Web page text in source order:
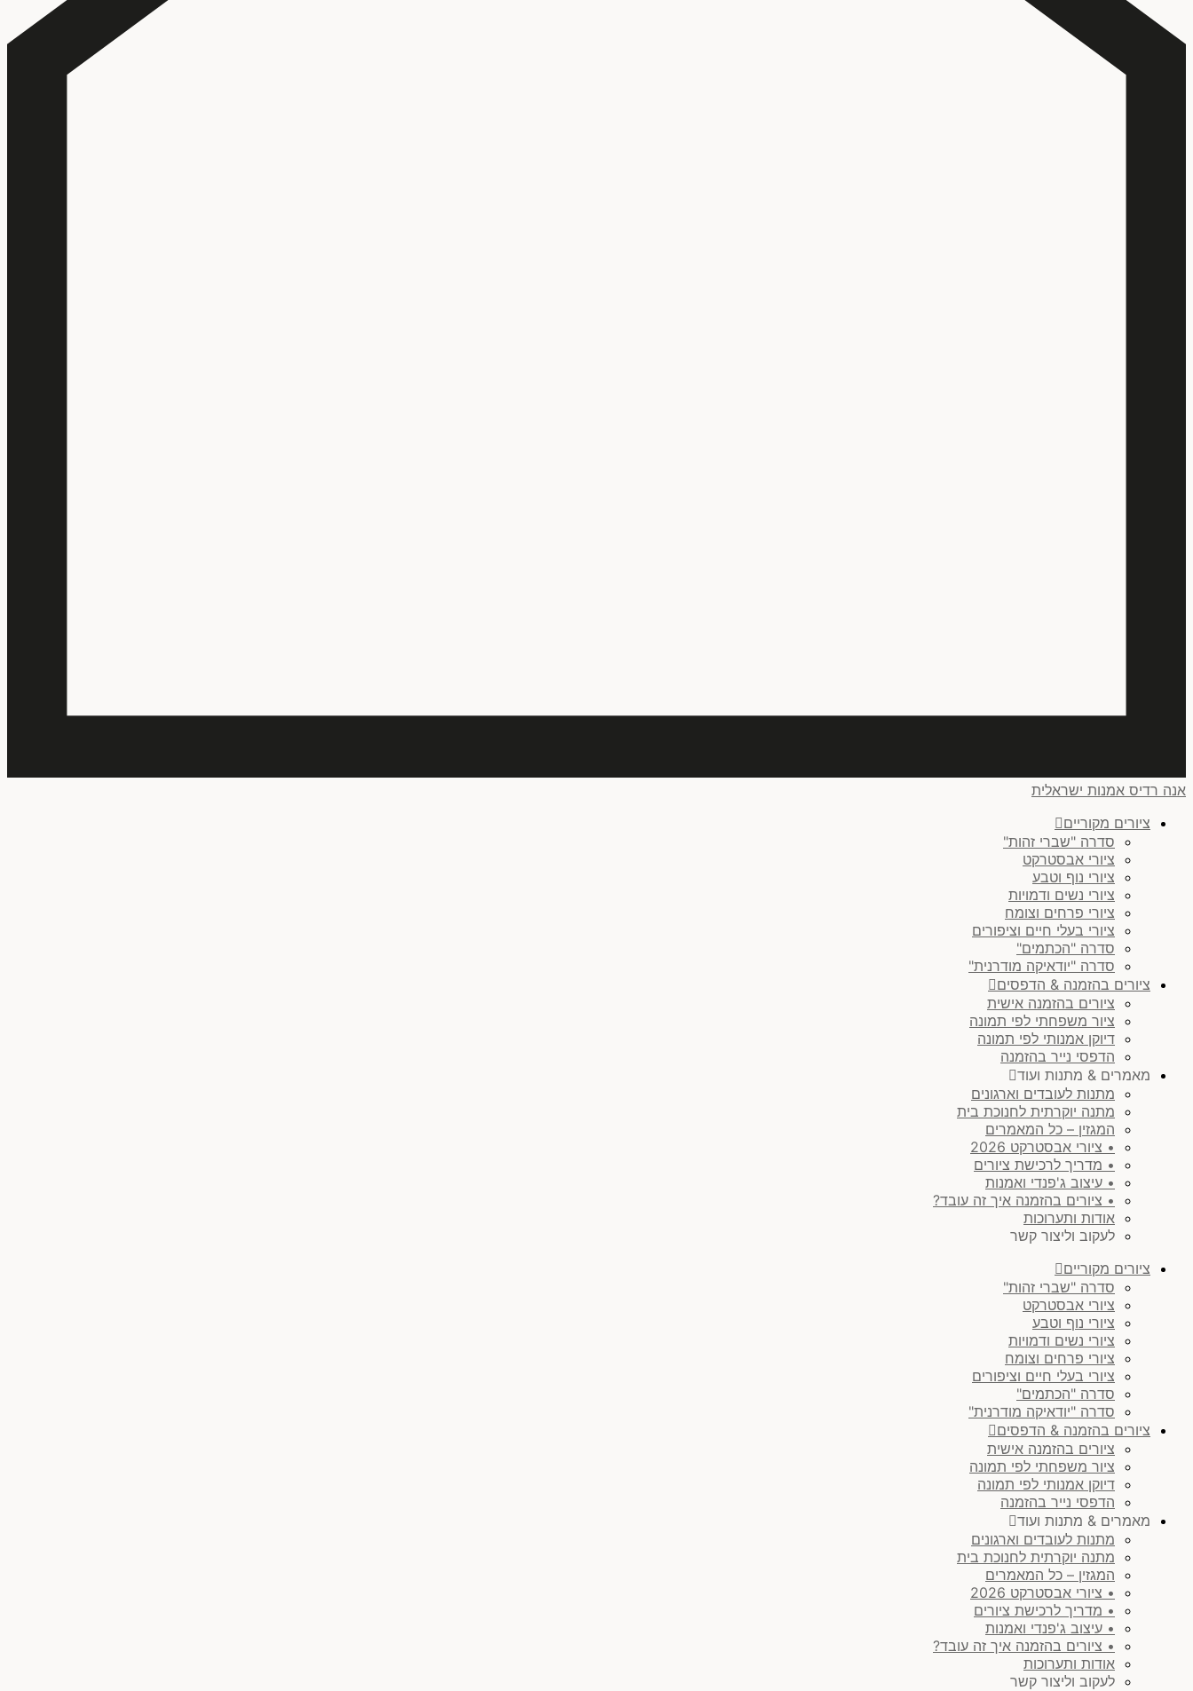
אנה רדיס אמנות ישראלית
ציורים מקוריים
סדרה "שברי זהות"
ציורי אבסטרקט
ציורי נוף וטבע
ציורי נשים ודמויות
ציורי פרחים וצומח
ציורי בעלי חיים וציפורים
סדרה "הכתמים"
סדרה "יודאיקה מודרנית"
ציורים בהזמנה & הדפסים
ציורים בהזמנה אישית
ציור משפחתי לפי תמונה
דיוקן אמנותי לפי תמונה
הדפסי נייר בהזמנה
מאמרים & מתנות ועוד
מתנות לעובדים וארגונים
מתנה יוקרתית לחנוכת בית
המגזין – כל המאמרים
• ציורי אבסטרקט 2026
• מדריך לרכישת ציורים
• עיצוב ג'פנדי ואמנות
• ציורים בהזמנה איך זה עובד?
אודות ותערוכות
לעקוב וליצור קשר
ציורים מקוריים
סדרה "שברי זהות"
ציורי אבסטרקט
ציורי נוף וטבע
ציורי נשים ודמויות
ציורי פרחים וצומח
ציורי בעלי חיים וציפורים
סדרה "הכתמים"
סדרה "יודאיקה מודרנית"
ציורים בהזמנה & הדפסים
ציורים בהזמנה אישית
ציור משפחתי לפי תמונה
דיוקן אמנותי לפי תמונה
הדפסי נייר בהזמנה
מאמרים & מתנות ועוד
מתנות לעובדים וארגונים
מתנה יוקרתית לחנוכת בית
המגזין – כל המאמרים
• ציורי אבסטרקט 2026
• מדריך לרכישת ציורים
• עיצוב ג'פנדי ואמנות
• ציורים בהזמנה איך זה עובד?
אודות ותערוכות
לעקוב וליצור קשר